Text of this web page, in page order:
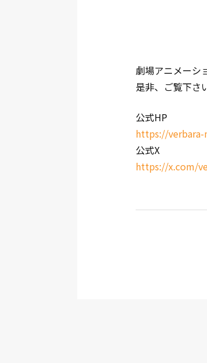
劇場アニメーシ
是非、ご覧下さ
公式HP
https://
公式X
https://x.com/